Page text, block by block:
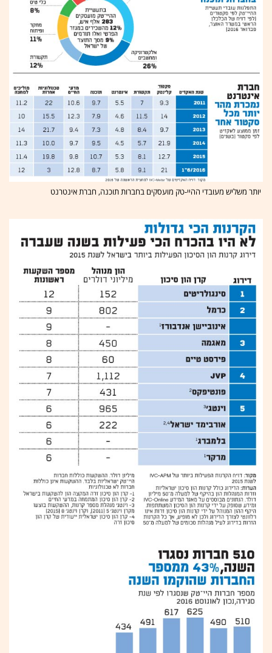
יותר משליש מעובדי ההיי-טק מועסקים בחברות תוכנה, חברת אינטרנט